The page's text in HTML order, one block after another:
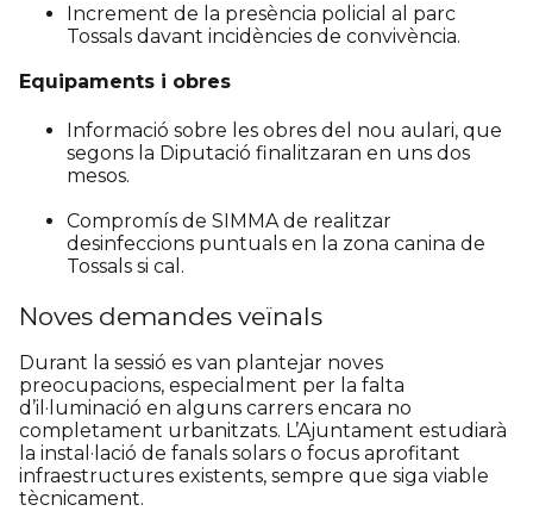
Increment de la presència policial al parc
Tossals davant incidències de convivència.
Equipaments i obres
Informació sobre les obres del nou aulari, que
segons la Diputació finalitzaran en uns dos
mesos.
Compromís de SIMMA de realitzar
desinfeccions puntuals en la zona canina de
Tossals si cal.
Noves demandes veïnals
Durant la sessió es van plantejar noves
preocupacions, especialment per la falta
d’il·luminació en alguns carrers encara no
completament urbanitzats. L’Ajuntament estudiarà
la instal·lació de fanals solars o focus aprofitant
infraestructures existents, sempre que siga viable
tècnicament.